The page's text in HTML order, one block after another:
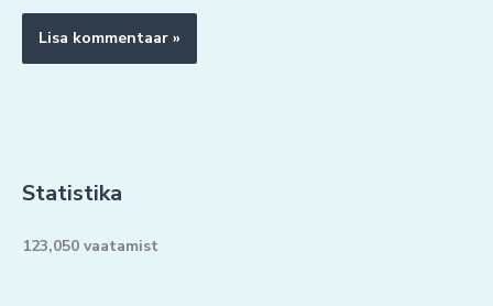
Statistika
123,050 vaatamist